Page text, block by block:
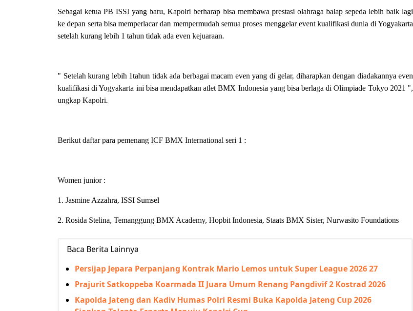
Sebagai ketua PB ISSI yang baru, Kapolri berharap bisa membawa prestasi olahraga balap sepeda lebih baik lagi
ke depan serta bisa memperlacar dan mempermudah semua proses menggelar event kualifikasi dunia di Yogyakarta
setelah kurang lebih 1 tahun tidak ada even kejuaraan.
" Setelah kurang lebih 1tahun tidak ada berbagai macam even yang di gelar, diharapkan dengan diadakannya even
kualifikasi di Yogyakarta ini bisa mendapatkan atlet BMX Indonesia yang bisa berlaga di Olimpiade Tokyo 2021 ",
ungkap Kapolri.
Berikut daftar para pemenang ICF BMX International seri 1 :
Women junior :
1. Jasmine Azzahra, ISSI Sumsel
2. Rosida Stelina, Temanggung BMX Academy, Hopbit Indonesia, Staats BMX Sister, Nurwasito Foundations
Baca Berita Lainnya
Persijap Jepara Perpanjang Kontrak Mario Lemos untuk Super League 2026 27
Prajurit Satkoppeba Koarmada II Juara Umum Renang Pangdivif 2 Kostrad 2026
Kapolda Jateng dan Kadiv Humas Polri Resmi Buka Kapolda Jateng Cup 2026